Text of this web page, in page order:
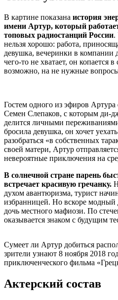
В картине показана история
имени Артур, который
топовых радиостанций России.
нельзя хорошо: работа,
девушка, вечеринки в компании
чего-то не хватает, он копается
возможно, на не нужные
Гостем одного из эфиров
Семен Слепаков, с которым ди-
делится личными
бросила девушка, он хочет
разобраться «в собственных
своей матери, Артур
невероятные приключения на
В солнечной стране парень
встречает красивую гречанку.
духом авантюризма, турист
избранницей. Но вскоре модный
дочь местного мафиози. По
оказывается знаком с будущим
Сумеет ли Артур добиться
зрители узнают 8 ноября 2018
приключенческого фильма
Актерский состав